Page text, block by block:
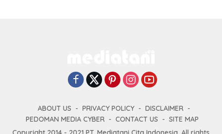
ABOUT US PRIVACY POLICY
DISCLAIMER
PEDOMAN MEDIA CYBER
CONTACT US
SITE MAP